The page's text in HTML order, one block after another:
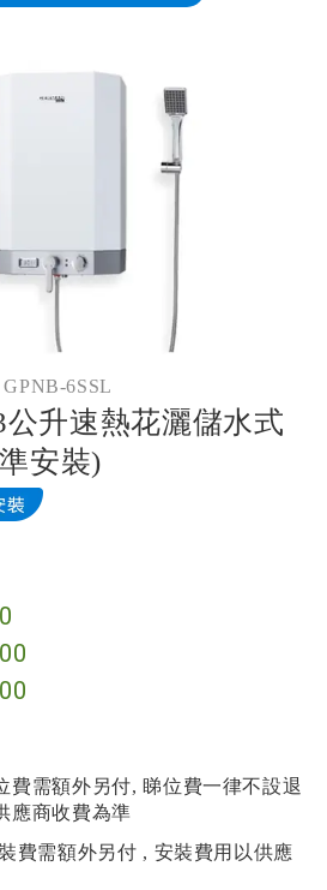
GPNB-6SSL
公升速熱花灑儲水式
安裝)
費需額外另付, 睇位費一律不設退
應商收費為準
費需額外另付 , 安裝費用以供應